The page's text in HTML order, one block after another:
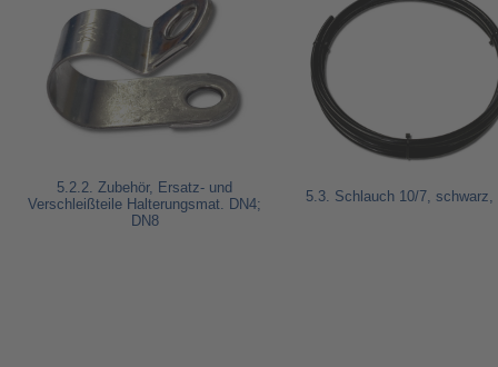
5.2.2. Zubehör, Ersatz- und
Verschleißteile Halterungsmat. DN4;
DN8
5.3. Schlauch 10/7, schwarz,